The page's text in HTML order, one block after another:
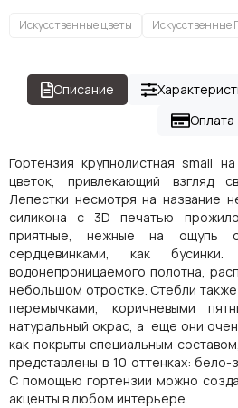
Искусственные цветы Искусственные
Описание
Оплата
Гортензия крупнолистная small
цветок, привлекающий взгляд
Лепестки несмотря на название
силикона с 3D печатью
приятные, нежные на ощупь
сердцевинками, как
водонепроницаемого полотна,
небольшом отростке. Стебли
перемычками, коричневыми
натуральный окрас, а еще они
как покрыты специальным
представлены в 10 оттенках:
С помощью гортензии можно
акценты в любом интерьере.